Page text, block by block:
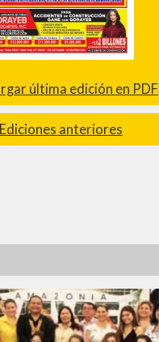
última edición en PDF
Ediciones anteriores